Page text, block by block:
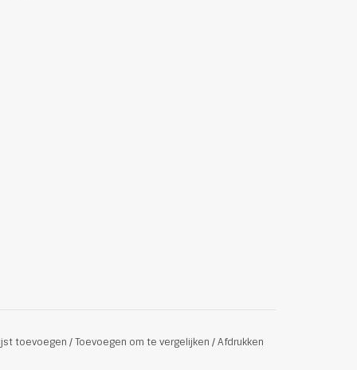
toevoegen /Toevoegen om te vergelijken /Afdrukken